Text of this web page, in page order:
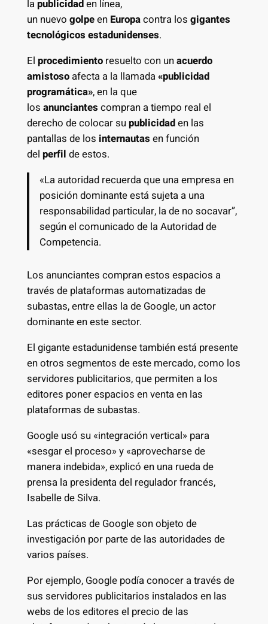
lapublicidaden línea,
un nuevo golpeen Europacontra los gigantes
tecnológicos estadunidenses.
El procedimientoresuelto con unacuerdo
amistosoafecta a la llamada«publicidad
programática», en la que
los anunciantes compran a tiempo real el
derecho de colocar supublicidaden las
pantallas de los internautas en función
del perfil de estos.
«La autoridad recuerda que una empresa en
posición dominante está sujeta a una
responsabilidad particular, la de no socavar”,
según el comunicado de la Autoridad de
Competencia.
Los anunciantes compran estos espacios a
través de plataformas automatizadas de
subastas, entre ellas la de Google, un actor
dominante en este sector.
El gigante estadunidense también está presente
en otros segmentos de este mercado, como los
servidores publicitarios, que permiten a los
editores poner espacios en venta en las
plataformas de subastas.
Google usó su «integración vertical» para
«sesgar el proceso» y «aprovecharse de
manera indebida», explicó en una rueda de
prensa la presidenta del regulador francés,
Isabelle de Silva.
Las prácticas de Google son objeto de
investigación por parte de las autoridades de
varios países.
Por ejemplo, Google podía conocer a través de
sus servidores publicitarios instalados en las
webs de los editores el precio de las